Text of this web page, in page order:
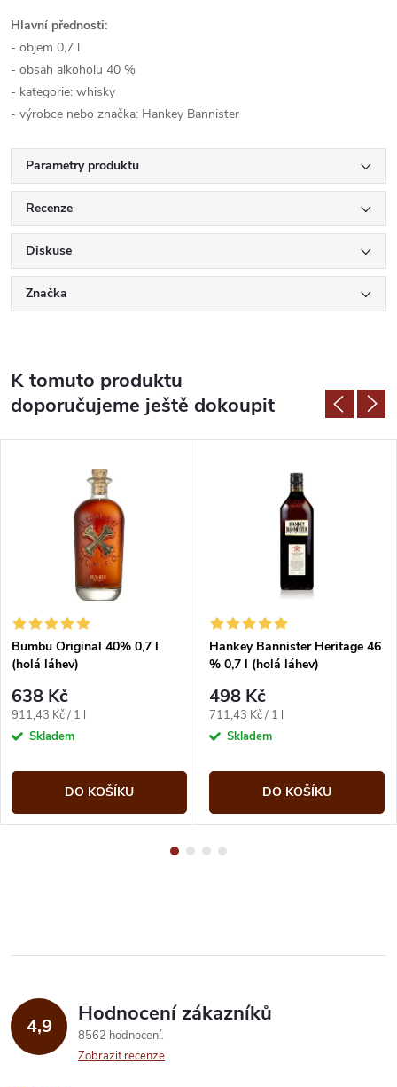
Hlavní přednosti:
- objem 0,7 l
- obsah alkoholu 40 %
- kategorie: whisky
- výrobce nebo značka: Hankey Bannister
Parametry produktu
Recenze
Diskuse
Značka
K tomuto produktu
doporučujeme ještě dokoupit
Bumbu Original 40% 0,7 l
(holá láhev)
638 Kč
Měrná
cena:
911,43 Kč / 1 l
Skladem
DO KOŠÍKU
Hankey Bannister Heritage 46
% 0,7 l (holá láhev)
498 Kč
Měrná
cena:
711,43 Kč / 1 l
Skladem
DO KOŠÍKU
4,9 Hodnocení zákazníků
8562 hodnocení
Zobrazit recenze